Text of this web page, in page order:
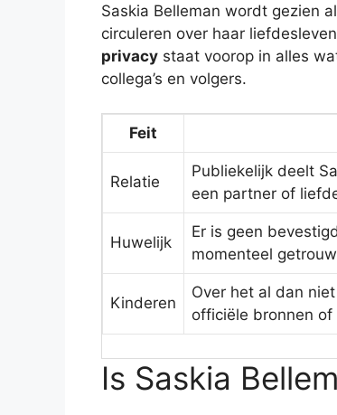
Saskia Belleman wordt gezien
circuleren over haar
privacy staat voorop in alles
collega’s en volgers.
Feit
Relatie
Publiekelijk deelt
een partner of
Huwelijk
Er is geen
momenteel
Kinderen
Over het al dan
officiële bronnen
Is Saskia